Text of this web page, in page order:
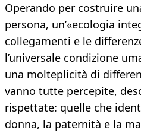
Operando per costruire
persona, un’«ecologia
collegamenti e le
l’universale condizione
una molteplicità di
vanno tutte percepite,
rispettate: quelle che
donna, la paternità e la